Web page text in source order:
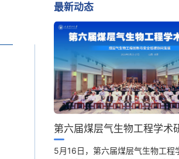
最新动态
期基本科学
5月16日，第六届煤层气生物工程